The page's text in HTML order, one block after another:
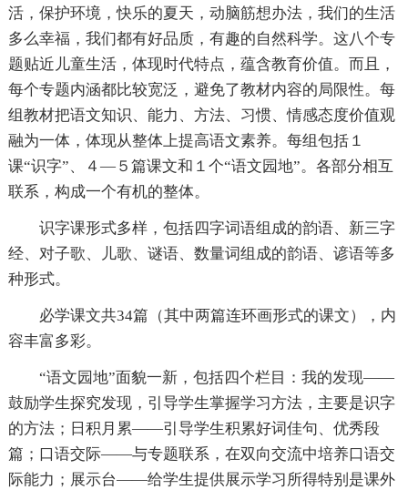
活，保护环境，快乐的夏天，动脑筋想办法，我们的生活
多么幸福，我们都有好品质，有趣的自然科学。这八个专
题贴近儿童生活，体现时代特点，蕴含教育价值。而且，
每个专题内涵都比较宽泛，避免了教材内容的局限性。每
组教材把语文知识、能力、方法、习惯、情感态度价值观
融为一体，体现从整体上提高语文素养。每组包括１
课“识字”、４—５篇课文和１个“语文园地”。各部分相互
联系，构成一个有机的整体。
识字课形式多样，包括四字词语组成的韵语、新三字
经、对子歌、儿歌、谜语、数量词组成的韵语、谚语等多
种形式。
必学课文共34篇（其中两篇连环画形式的课文），内
容丰富多彩。
“语文园地”面貌一新，包括四个栏目：我的发现——
鼓励学生探究发现，引导学生掌握学习方法，主要是识字
的方法；日积月累——引导学生积累好词佳句、优秀段
篇；口语交际——与专题联系，在双向交流中培养口语交
际能力；展示台——给学生提供展示学习所得特别是课外